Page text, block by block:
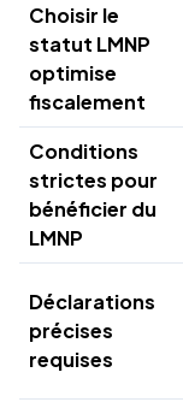
Choisir le
statut LMNP
optimise
fiscalement
Conditions
strictes pour
bénéficier du
LMNP
Déclarations
précises
requises